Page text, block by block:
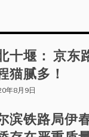
十堰： 京东
猫腻多！
年8月9日
滨铁路局伊